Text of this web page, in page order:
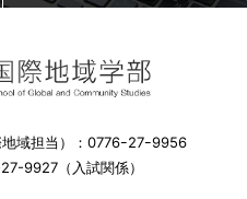
域担当）：0776ｰ27ｰ9956
9927（入試関係）